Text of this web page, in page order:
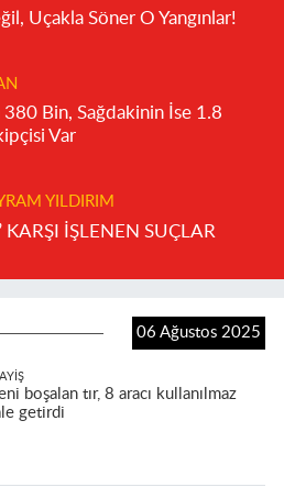
Uçakla Söner O Yangınlar!
Bin, Sağdakinin İse 1.8
Var
YILDIRIM
KARŞI İŞLENEN SUÇLAR
06 Ağustos 2025
boşalan tır, 8 aracı kullanılmaz
getirdi